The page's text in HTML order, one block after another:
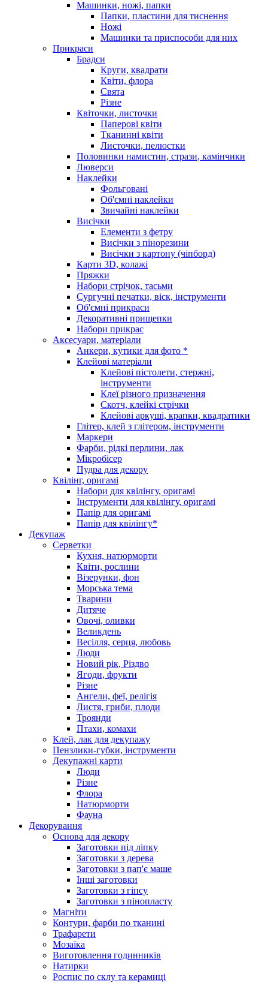
Машинки, ножі, папки
Папки, пластини для тиснення
Ножі
Машинки та приспособи для них
Прикраси
Брадси
Круги, квадрати
Квіти, флора
Свята
Різне
Квіточки, листочки
Паперові квіти
Тканинні квіти
Листочки, пелюстки
Половинки намистин, стрази, камінчики
Люверси
Наклейки
Фольговані
Об'ємні наклейки
Звичайні наклейки
Висічки
Елементи з фетру
Висічки з пінорезини
Висічки з картону (чіпборд)
Карти 3D, колажі
Пряжки
Набори стрічок, тасьми
Сургучні печатки, віск, інструменти
Об'ємні прикраси
Декоративні прищепки
Набори прикрас
Аксесуари, матеріали
Анкери, кутики для фото *
Клейові матеріали
Клейові пістолети, стержні,
інструменти
Клеї різного призначення
Скотч, клейкі стрічки
Клейові аркуші, крапки, квадратики
Глітер, клей з глітером, інструменти
Маркери
Фарби, рідкі перлини, лак
Мікробісер
Пудра для декору
Квілінг, оригамі
Набори для квілінгу, оригамі
Інструменти для квілінгу, оригамі
Папір для оригамі
Папір для квілінгу*
Декупаж
Серветки
Кухня, натюрморти
Квіти, рослини
Візерунки, фон
Морська тема
Тварини
Дитяче
Овочі, оливки
Великдень
Весілля, серця, любовь
Люди
Новий рік, Різдво
Ягоди, фрукти
Різне
Ангели, феї, релігія
Листя, гриби, плоди
Троянди
Птахи, комахи
Клей, лак для декупажу
Пензлики-губки, інструменти
Декупажні карти
Люди
Різне
Флора
Натюрморти
Фауна
Декорування
Основа для декору
Заготовки під ліпку
Заготовки з дерева
Заготовки з пап'є маше
Інші заготовки
Заготовки з гіпсу
Заготовки з пінопласту
Магніти
Контури, фарби по тканині
Трафарети
Мозаїка
Виготовлення годинників
Натирки
Роспис по склу та керамиці